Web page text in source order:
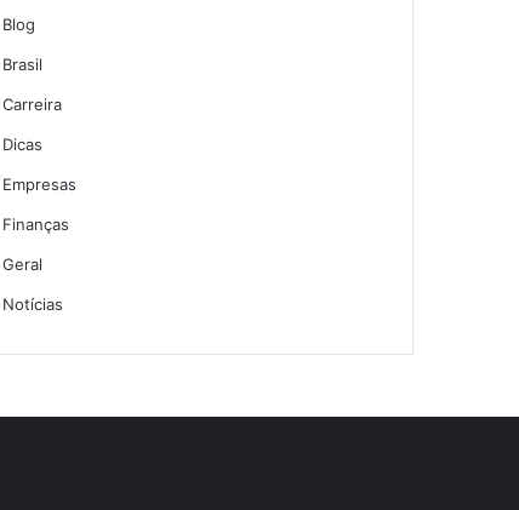
Blog
Brasil
Carreira
Dicas
Empresas
Finanças
Geral
Notícias